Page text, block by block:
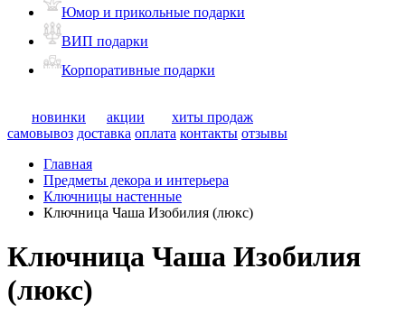
Юмор и прикольные подарки
ВИП подарки
Корпоративные подарки
новинки акции
хиты продаж
самовывоз доставка оплата контакты отзывы
Главная
Предметы декора и интерьера
Ключницы настенные
Ключница Чаша Изобилия (люкс)
Ключница Чаша Изобилия
(люкс)